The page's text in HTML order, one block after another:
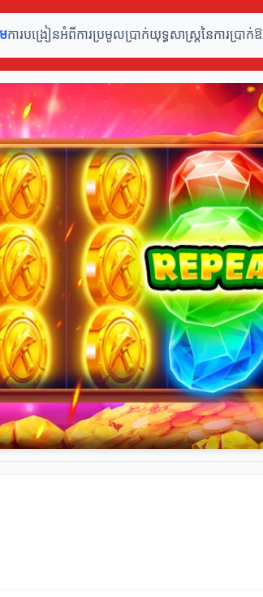
ការបង្រៀនអំពីការប្រមូលប្រាក់យុទ្ធសាស្ត្រនៃការប្រាក់